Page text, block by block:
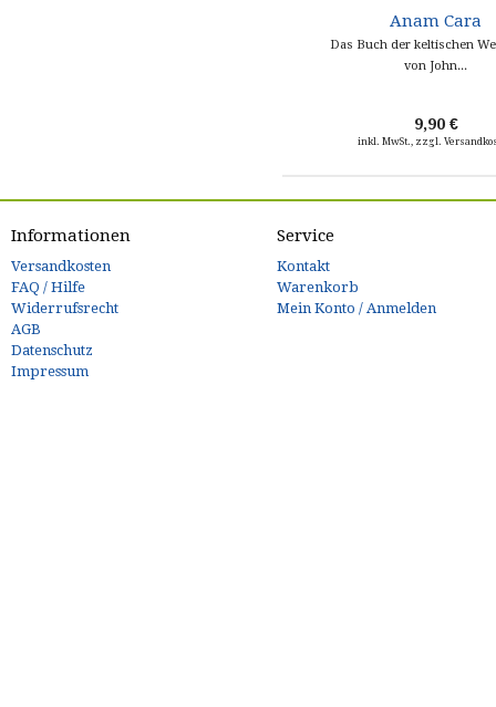
Anam Cara
Das Buch der keltischen
von John...
9,90 €
inkl. MwSt., zzgl.
Informationen
Versandkosten
FAQ / Hilfe
Widerrufsrecht
AGB
Datenschutz
Impressum
Service
Kontakt
Warenkorb
Mein Konto / Anmelden